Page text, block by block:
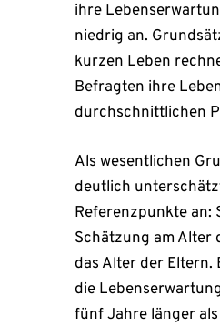
ihre
niedrig an.
kurzen Leben
Befragten ihre
durchschnittlichen
Als wesentlichen
deutlich
Referenzpunkte an:
Schätzung am Alter
das Alter der
die
fünf Jahre länger